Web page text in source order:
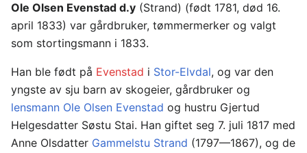
Ole Olsen Evenstad d.y (Strand) (født 1781, død 16.
april 1833) var gårdbruker, tømmermerker og valgt
som stortingsmann i 1833.
Han ble født på Evenstad i Stor-Elvdal, og var den
yngste av sju barn av skogeier, gårdbruker og
lensmann Ole Olsen Evenstad og hustru Gjertud
Helgesdatter Søstu Stai. Han giftet seg 7. juli 1817 med
Anne Olsdatter Gammelstu Strand (1797—1867), og de